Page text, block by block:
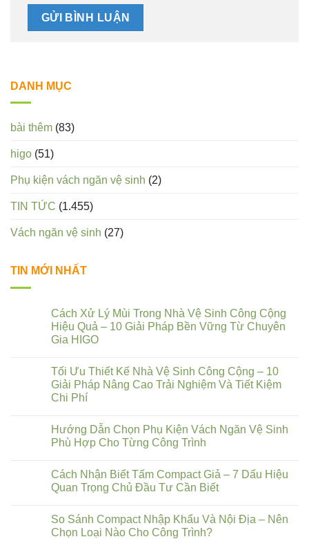
DANH MỤC
bài thêm (83)
higo (51)
Phụ kiện vách ngăn vệ sinh (2)
TIN TỨC (1.455)
Vách ngăn vệ sinh (27)
TIN MỚI NHẤT
Cách Xử Lý Mùi Trong Nhà Vệ Sinh Công Cộng
Hiệu Quả – 10 Giải Pháp Bền Vững Từ Chuyên
Gia HIGO
Tối Ưu Thiết Kế Nhà Vệ Sinh Công Cộng – 10
Giải Pháp Nâng Cao Trải Nghiệm Và Tiết Kiệm
Chi Phí
Hướng Dẫn Chọn Phụ Kiện Vách Ngăn Vệ Sinh
Phù Hợp Cho Từng Công Trình
Cách Nhận Biết Tấm Compact Giả – 7 Dấu Hiệu
Quan Trọng Chủ Đầu Tư Cần Biết
So Sánh Compact Nhập Khẩu Và Nội Địa – Nên
Chọn Loại Nào Cho Công Trình?